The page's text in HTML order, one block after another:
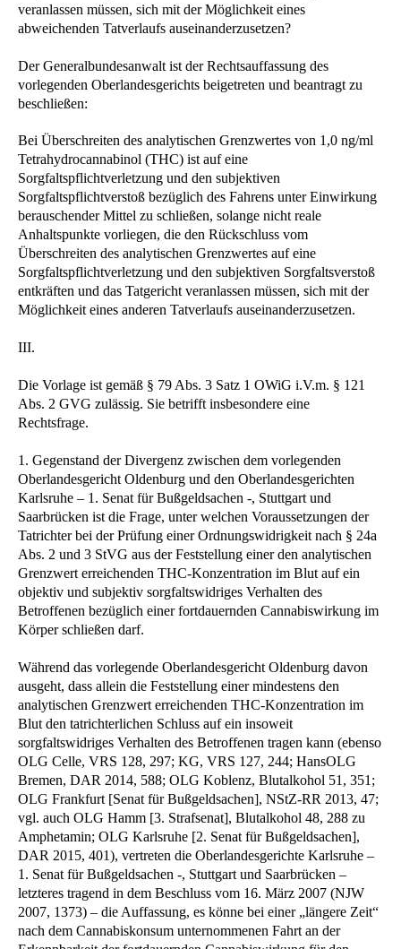
veranlassen müssen, sich mit der Möglichkeit eines
abweichenden Tatverlaufs auseinanderzusetzen?
Der Generalbundesanwalt ist der Rechtsauffassung des
vorlegenden Oberlandesgerichts beigetreten und beantragt zu
beschließen:
Bei Überschreiten des analytischen Grenzwertes von 1,0 ng/ml
Tetrahydrocannabinol (THC) ist auf eine
Sorgfaltspflichtverletzung und den subjektiven
Sorgfaltspflichtverstoß bezüglich des Fahrens unter Einwirkung
berauschender Mittel zu schließen, solange nicht reale
Anhaltspunkte vorliegen, die den Rückschluss vom
Überschreiten des analytischen Grenzwertes auf eine
Sorgfaltspflichtverletzung und den subjektiven Sorgfaltsverstoß
entkräften und das Tatgericht veranlassen müssen, sich mit der
Möglichkeit eines anderen Tatverlaufs auseinanderzusetzen.
III.
Die Vorlage ist gemäß § 79 Abs. 3 Satz 1 OWiG i.V.m. § 121
Abs. 2 GVG zulässig. Sie betrifft insbesondere eine
Rechtsfrage.
1. Gegenstand der Divergenz zwischen dem vorlegenden
Oberlandesgericht Oldenburg und den Oberlandesgerichten
Karlsruhe – 1. Senat für Bußgeldsachen -, Stuttgart und
Saarbrücken ist die Frage, unter welchen Voraussetzungen der
Tatrichter bei der Prüfung einer Ordnungswidrigkeit nach § 24a
Abs. 2 und 3 StVG aus der Feststellung einer den analytischen
Grenzwert erreichenden THC-Konzentration im Blut auf ein
objektiv und subjektiv sorgfaltswidriges Verhalten des
Betroffenen bezüglich einer fortdauernden Cannabiswirkung im
Körper schließen darf.
Während das vorlegende Oberlandesgericht Oldenburg davon
ausgeht, dass allein die Feststellung einer mindestens den
analytischen Grenzwert erreichenden THC-Konzentration im
Blut den tatrichterlichen Schluss auf ein insoweit
sorgfaltswidriges Verhalten des Betroffenen tragen kann (ebenso
OLG Celle, VRS 128, 297; KG, VRS 127, 244; HansOLG
Bremen, DAR 2014, 588; OLG Koblenz, Blutalkohol 51, 351;
OLG Frankfurt [Senat für Bußgeldsachen], NStZ-RR 2013, 47;
vgl. auch OLG Hamm [3. Strafsenat], Blutalkohol 48, 288 zu
Amphetamin; OLG Karlsruhe [2. Senat für Bußgeldsachen],
DAR 2015, 401), vertreten die Oberlandesgerichte Karlsruhe –
1. Senat für Bußgeldsachen -, Stuttgart und Saarbrücken –
letzteres tragend in dem Beschluss vom 16. März 2007 (NJW
2007, 1373) – die Auffassung, es könne bei einer „längere Zeit“
nach dem Cannabiskonsum unternommenen Fahrt an der